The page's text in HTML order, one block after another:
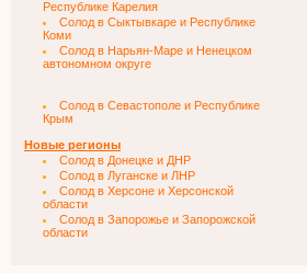
Республике Карелия
Солод в Сыктывкаре и Республике
Коми
Солод в Нарьян-Маре и Ненецком
автономном округе
Солод в Севастополе и Республике
Крым
Новые регионы
Солод в Донецке и ДНР
Солод в Луганске и ЛНР
Солод в Херсоне и Херсонской
области
Солод в Запорожье и Запорожской
области